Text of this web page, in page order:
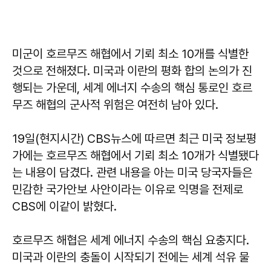
미군이 호르무즈 해협에서 기뢰 최소 10개를 식별한
것으로 전해졌다. 미국과 이란의 평화 합의 논의가 진
행되는 가운데, 세계 에너지 수송의 핵심 통로인 호르
무즈 해협의 군사적 위험은 여전히 남아 있다.
19일(현지시간) CBS뉴스에 따르면 최근 미국 정보평
가에는 호르무즈 해협에서 기뢰 최소 10개가 식별됐다
는 내용이 담겼다. 관련 내용을 아는 미국 당국자들은
민감한 국가안보 사안이라는 이유로 익명을 전제로
CBS에 이같이 밝혔다.
호르무즈 해협은 세계 에너지 수송의 핵심 요충지다.
미국과 이란의 충돌이 시작되기 전에는 세계 석유 물